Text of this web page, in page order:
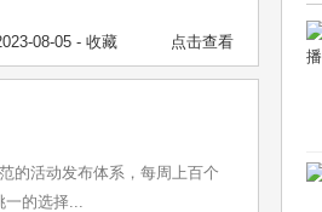
08-05 - 收藏 点击查看
的活动发布体系，每周上百个
一的选择...